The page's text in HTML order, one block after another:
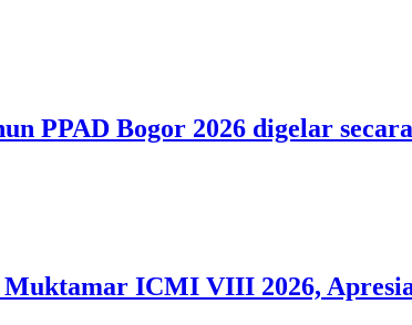
PPAD Bogor 2026 digelar
ICMI VIII 2026,